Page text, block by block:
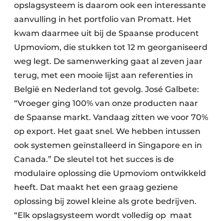
opslagsysteem is daarom ook een interessante
aanvulling in het portfolio van Promatt. Het
kwam daarmee uit bij de Spaanse producent
Upmoviom, die stukken tot 12 m georganiseerd
weg legt. De samenwerking gaat al zeven jaar
terug, met een mooie lijst aan referenties in
België en Nederland tot gevolg. José Galbete:
“Vroeger ging 100% van onze producten naar
de Spaanse markt. Vandaag zitten we voor 70%
op export. Het gaat snel. We hebben intussen
ook systemen geïnstalleerd in Singapore en in
Canada.” De sleutel tot het succes is de
modulaire oplossing die Upmoviom ontwikkeld
heeft. Dat maakt het een graag geziene
oplossing bij zowel kleine als grote bedrijven.
“Elk opslagsysteem wordt volledig op maat